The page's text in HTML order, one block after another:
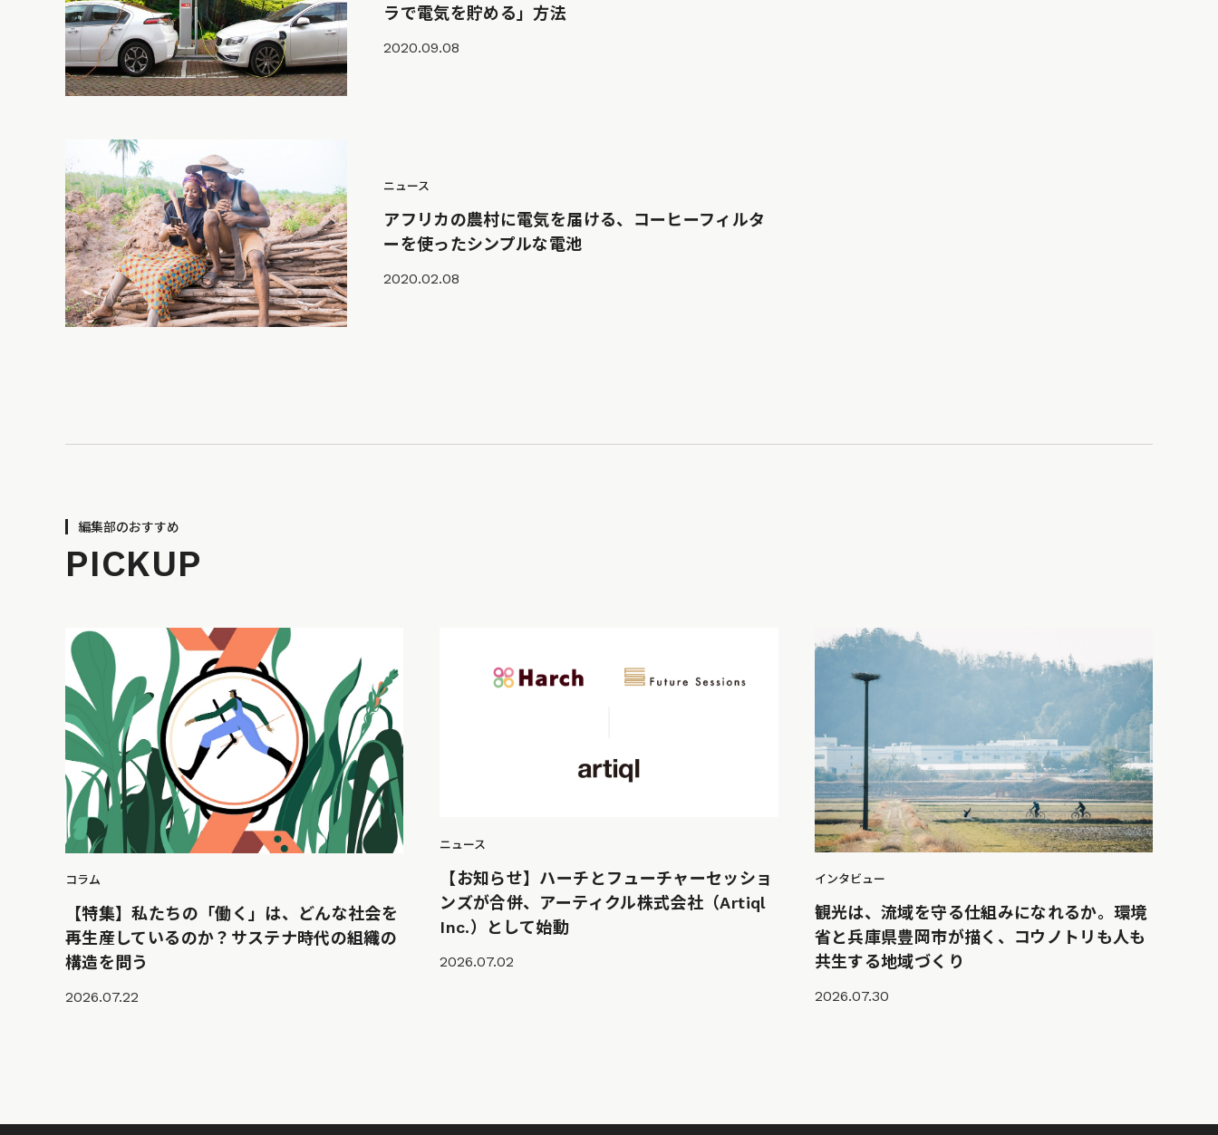
ラで電気を貯める」方法
2020.09.08
ニュース
アフリカの農村に電気を届ける、コーヒーフィルタ
ーを使ったシンプルな電池
2020.02.08
編集部のおすすめ
PICKUP
コラム
【特集】私たちの「働く」は、どんな社会を
再生産しているのか？サステナ時代の組織の
構造を問う
2026.07.22
ニュース
【お知らせ】ハーチとフューチャーセッショ
ンズが合併、アーティクル株式会社（Artiql
Inc.）として始動
2026.07.02
インタビュー
観光は、流域を守る仕組みになれるか。環境
省と兵庫県豊岡市が描く、コウノトリも人も
共生する地域づくり
2026.07.30